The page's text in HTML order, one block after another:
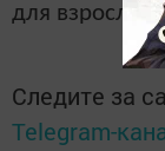
для
Следите за
Telegram-